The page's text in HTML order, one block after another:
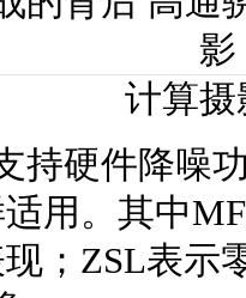
计算
持硬件降噪
用。其中
；ZSL表示